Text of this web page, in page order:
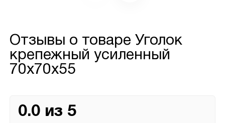
Отзывы о товаре Уголок
крепежный усиленный
70х70х55
0.0 из 5